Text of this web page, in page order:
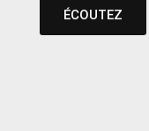
ÉCOUTEZ